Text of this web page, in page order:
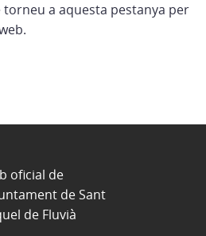
a aquesta pestanya per
oficial de
de Sant
de Fluvià